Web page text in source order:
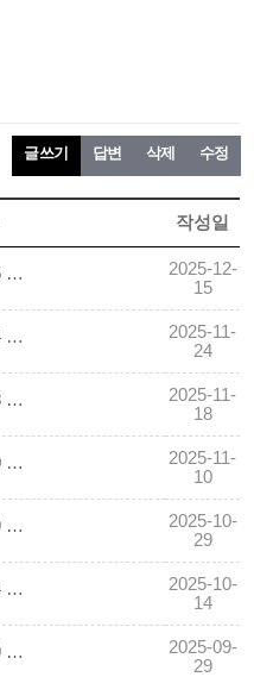
수정
삭제
답변
글쓰기
작성일
(주간안전교육) 20251215 이동식 사다리 작업중 떨어짐
2025-12-
15
(주간안전교육) 20251124 배관설치 작업중 이동식비계 전도되어 떨어짐
2025-11-
24
(주간안전교육) 20251118 위험물 저장탱크 폭발사고 예방 안전수칙
2025-11-
18
(주간안전교육) 20251110 고소작업대와 배관 사이에 협착
2025-11-
10
(주간안전교육) 20251029 낙하물 방지망 설치 해체 작업 안전수칙
2025-10-
29
(주간안전교육) 20251014 공조닥트 위에서 배관작업 중 화재
2025-10-
14
(주간안전교육) 20250929 추락재해예방 안전시설
2025-09-
29